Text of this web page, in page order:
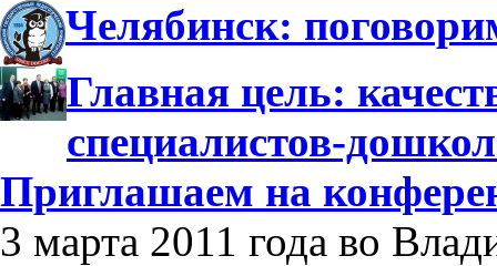
Челябинск:
Главная цель:
специалистов-
Приглашаем на
3 марта 2011 года во